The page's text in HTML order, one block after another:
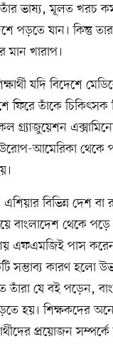
ভাষ্য, মূলত খরচ
পড়তে যান। কিন্তু
মান খারাপ।
যদি বিদেশে
ফিরে তাঁকে চিকিৎসক
গ্র্যাজুয়েশন
আমেরিকা থেকে
এশিয়ার বিভিন্ন দেশ
বাংলাদেশ থেকে পড়ে
এফএমজিই পাস
সম্ভাব্য কারণ হলো
যে বই পড়েন,
হয়। শিক্ষকদের
প্রয়োজন